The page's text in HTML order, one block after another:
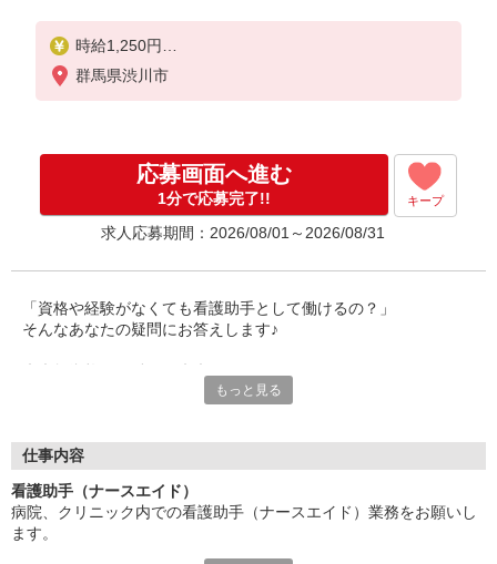
時給1,250円
★週払いOK（規定あり）
群馬県渋川市
応募画面へ進む
1分で応募完了!! キープ
求人応募期間：2026/08/01～2026/08/31
「資格や経験がなくても看護助手として働けるの？」
そんなあなたの疑問にお答えします♪
資格の有無だけでなく、医療系の学歴に関しても問われません。
◇◆未経験からスタートOK◆◇
必要なことは入社後の手厚い研修制度でしっかりカバーするの
で、未経験者も安心して業務に励めますよ。
もっと見る
仕事内容
看護助手（ナースエイド）
病院、クリニック内での看護助手（ナースエイド）業務をお願いし
ます。